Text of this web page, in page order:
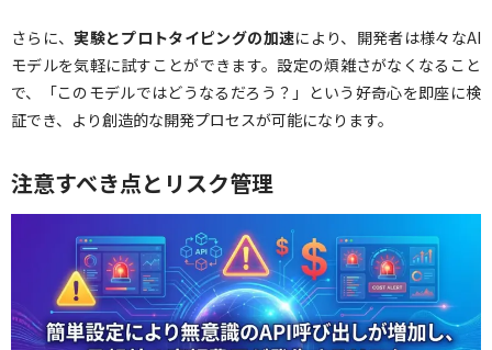
さらに、実験とプロトタイピングの加速により、開発者は様々なAI
モデルを気軽に試すことができます。設定の煩雑さがなくなること
で、「このモデルではどうなるだろう？」という好奇心を即座に検
証でき、より創造的な開発プロセスが可能になります。
注意すべき点とリスク管理